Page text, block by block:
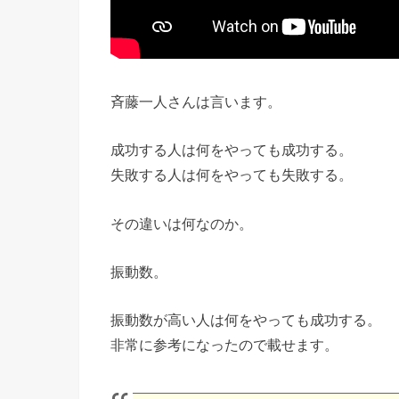
斉藤一人さんは言います。
成功する人は何をやっても成功する。
失敗する人は何をやっても失敗する。
その違いは何なのか。
振動数。
振動数が高い人は何をやっても成功する。
非常に参考になったので載せます。